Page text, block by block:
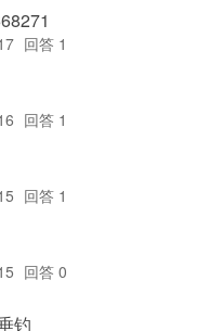
回答 1
回答 1
回答 1
回答 0
钓